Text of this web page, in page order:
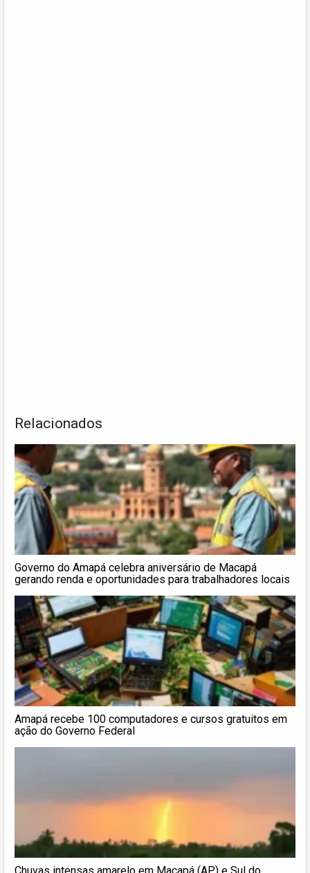
Relacionados
Governo do Amapá celebra aniversário de Macapá
gerando renda e oportunidades para trabalhadores locais
Amapá recebe 100 computadores e cursos gratuitos em
ação do Governo Federal